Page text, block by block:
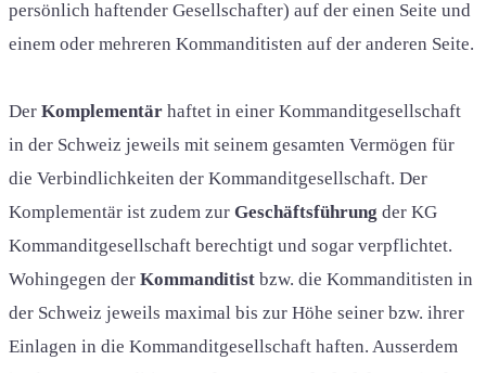
persönlich haftender Gesellschafter) auf der einen Seite und
einem oder mehreren Kommanditisten auf der anderen Seite.
Der Komplementär haftet in einer Kommanditgesellschaft
in der Schweiz jeweils mit seinem gesamten Vermögen für
die Verbindlichkeiten der Kommanditgesellschaft. Der
Komplementär ist zudem zur Geschäftsführung der KG
Kommanditgesellschaft berechtigt und sogar verpflichtet.
Wohingegen der Kommanditist bzw. die Kommanditisten in
der Schweiz jeweils maximal bis zur Höhe seiner bzw. ihrer
Einlagen in die Kommanditgesellschaft haften. Ausserdem